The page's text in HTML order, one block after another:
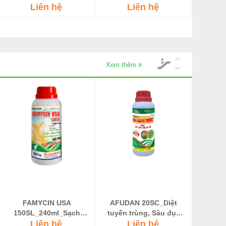
Tạo Đất
Liên hệ Liên hệ
Xem thêm
FAMYCIN USA
150SL_240ml_Sạch
khuẩn, Nấm bệnh, Thán
Liên hệ
AFUDAN 20SC_Diệt
tuyến trùng, Sâu đục
thân, Kiến, Mối
Liên hệ